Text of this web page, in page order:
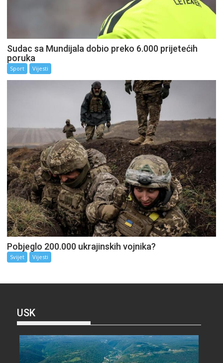
Sudac sa Mundijala dobio preko 6.000 prijetećih
poruka
Sport Vijesti
Pobjeglo 200.000 ukrajinskih vojnika?
Svijet Vijesti
USK